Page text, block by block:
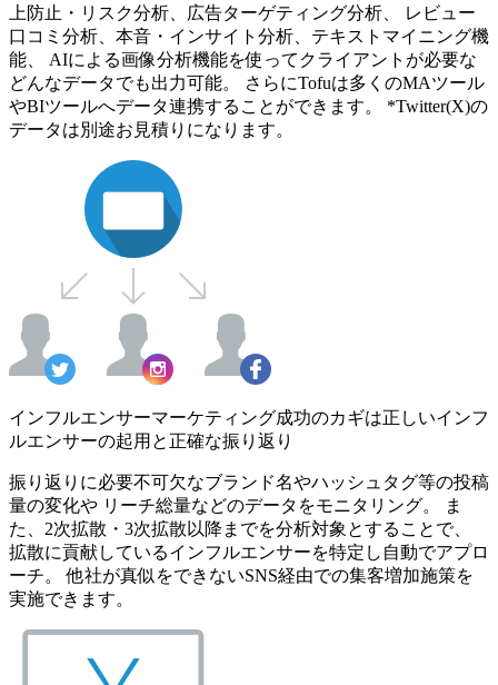
上防止・リスク分析、広告ターゲティング分析、 レビュー
口コミ分析、本音・インサイト分析、テキストマイニング機
能、 AIによる画像分析機能を使ってクライアントが必要な
どんなデータでも出力可能。 さらにTofuは多くのMAツール
やBIツールへデータ連携することができます。 *Twitter(X)の
データは別途お見積りになります。
インフルエンサーマーケティング成功のカギは正しいインフ
ルエンサーの起用と正確な振り返り
振り返りに必要不可欠なブランド名やハッシュタグ等の投稿
量の変化や リーチ総量などのデータをモニタリング。 ま
た、2次拡散・3次拡散以降までを分析対象とすることで、
拡散に貢献しているインフルエンサーを特定し自動でアプロ
ーチ。 他社が真似をできないSNS経由での集客増加施策を
実施できます。